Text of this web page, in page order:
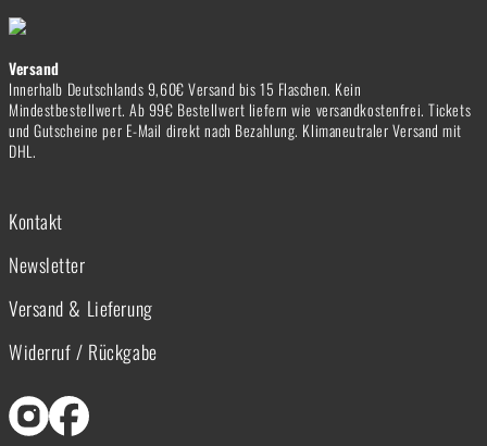
Versand
Innerhalb Deutschlands 9,60€ Versand bis 15 Flaschen. Kein
Mindestbestellwert. Ab 99€ Bestellwert liefern wie versandkostenfrei. Tickets
und Gutscheine per E-Mail direkt nach Bezahlung. Klimaneutraler Versand mit
DHL.
Kontakt
Newsletter
Versand & Lieferung
Widerruf / Rückgabe